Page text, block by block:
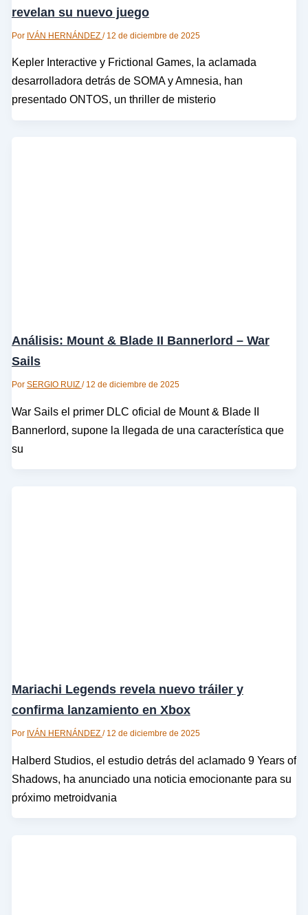
revelan su nuevo juego
Por IVÁN HERNÁNDEZ / 12 de diciembre de 2025
Kepler Interactive y Frictional Games, la aclamada
desarrolladora detrás de SOMA y Amnesia, han
presentado ONTOS, un thriller de misterio
Análisis: Mount & Blade II Bannerlord – War
Sails
Por SERGIO RUIZ / 12 de diciembre de 2025
War Sails el primer DLC oficial de Mount & Blade II
Bannerlord, supone la llegada de una característica que
su
Mariachi Legends revela nuevo tráiler y
confirma lanzamiento en Xbox
Por IVÁN HERNÁNDEZ / 12 de diciembre de 2025
Halberd Studios, el estudio detrás del aclamado 9 Years of
Shadows, ha anunciado una noticia emocionante para su
próximo metroidvania